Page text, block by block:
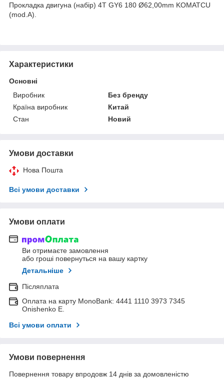
Прокладка двигуна (набір) 4T GY6 180 Ø62,00mm KOMATCU
(mod.A).
Характеристики
Основні
Виробник
Без бренду
Країна виробник
Китай
Стан
Новий
Умови доставки
Нова Пошта
Всі умови доставки
Умови оплати
Ви отримаєте замовлення
або гроші повернуться на вашу картку
Детальніше
Післяплата
Оплата на карту MonoBank: 4441 1110 3973 7345
Onishenko E.
Всі умови оплати
Умови повернення
Повернення товару впродовж 14 днів за домовленістю